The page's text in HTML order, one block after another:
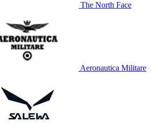
The North Face
Aeronautica Militare